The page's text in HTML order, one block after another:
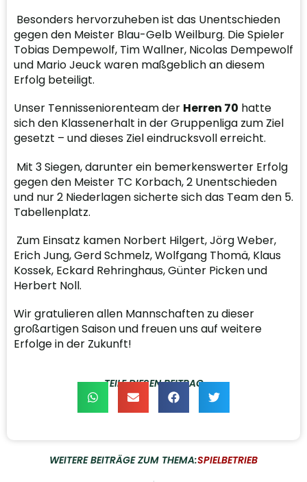
Besonders hervorzuheben ist das Unentschieden
gegen den Meister Blau-Gelb Weilburg. Die Spieler
Tobias Dempewolf, Tim Wallner, Nicolas Dempewolf
und Mario Jeuck waren maßgeblich an diesem
Erfolg beteiligt.
Unser Tennisseniorenteam der Herren 70 hatte
sich den Klassenerhalt in der Gruppenliga zum Ziel
gesetzt – und dieses Ziel eindrucksvoll erreicht.
Mit 3 Siegen, darunter ein bemerkenswerter Erfolg
gegen den Meister TC Korbach, 2 Unentschieden
und nur 2 Niederlagen sicherte sich das Team den 5.
Tabellenplatz.
Zum Einsatz kamen Norbert Hilgert, Jörg Weber,
Erich Jung, Gerd Schmelz, Wolfgang Thomä, Klaus
Kossek, Eckard Rehringhaus, Günter Picken und
Herbert Noll.
Wir gratulieren allen Mannschaften zu dieser
großartigen Saison und freuen uns auf weitere
Erfolge in der Zukunft!
TEILE DIESEN BEITRAG
WEITERE BEITRÄGE ZUM THEMA:SPIELBETRIEB